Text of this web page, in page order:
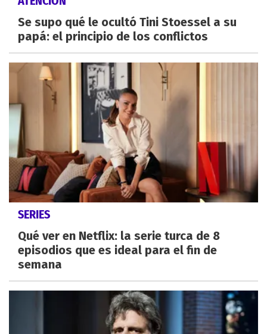
Se supo qué le ocultó Tini Stoessel a su
papá: el principio de los conflictos
SERIES
Qué ver en Netflix: la serie turca de 8
episodios que es ideal para el fin de
semana